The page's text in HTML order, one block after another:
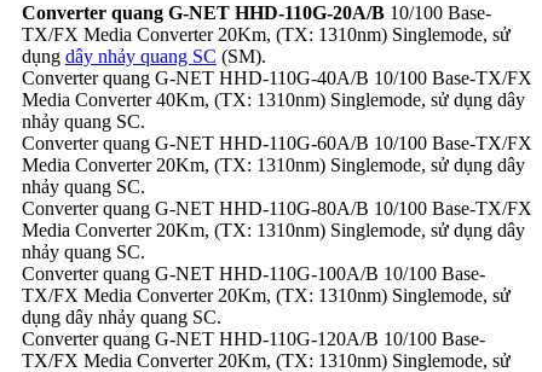
Converter quang G-NET HHD-110G-20A/B 10/100 Base-
TX/FX Media Converter 20Km, (TX: 1310nm) Singlemode, sử
dụng dây nhảy quang SC (SM).
Converter quang G-NET HHD-110G-40A/B 10/100 Base-TX/FX
Media Converter 40Km, (TX: 1310nm) Singlemode, sử dụng dây
nhảy quang SC.
Converter quang G-NET HHD-110G-60A/B 10/100 Base-TX/FX
Media Converter 20Km, (TX: 1310nm) Singlemode, sử dụng dây
nhảy quang SC.
Converter quang G-NET HHD-110G-80A/B 10/100 Base-TX/FX
Media Converter 20Km, (TX: 1310nm) Singlemode, sử dụng dây
nhảy quang SC.
Converter quang G-NET HHD-110G-100A/B 10/100 Base-
TX/FX Media Converter 20Km, (TX: 1310nm) Singlemode, sử
dụng dây nhảy quang SC.
Converter quang G-NET HHD-110G-120A/B 10/100 Base-
TX/FX Media Converter 20Km, (TX: 1310nm) Singlemode, sử